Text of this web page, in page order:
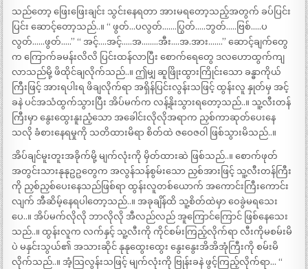
သည်တော့ ဖြေးဖြေးချင်း သွင်းနေရတာ အားမရတော့သည့်အတွက် ခပ်ပြင်း
ပြင်း ဆောင့်တော့သည်..။ “ ဖွတ်…ပလွတ်…….ပြွတ်…..ဘွတ်…..ဗြစ်…..ပ
လွတ်……ဖွတ်…..” “ အင့်….အင့်…..အ……..အီး….အ.အား…….” ဆောင့်ချက်တွေ
က ကြောက်ခမန်းလိလိ ပြင်းထန်လာပြီး စောက်ရေတွေ ဒလဟောထွက်ကျ
လာသည်မို့ ဖိထိုင်ချလိုက်သည်..။ ဤမျှ ဆူဖြိုးထွားကြိုင်းသော ခန္ဓာကိုယ်
ကြီးဖြင့် အားရပါးရ ဖိချလိုက်ရာ အရှိန်ပြင်းလွန်းသဖြင့် ထွန်းလူ နှုတ်မှ အင့်
ခနဲ ပင်အသံထွက်သွားပြီး အိပ်မက်က လန့်နိုးသွားရတော့သည်..။ သူ့လီးတန်
ကြီးမှာ နွေးထွေးနူးညံ့သော အခေါင်းလိုလိုအရာက ညှစ်ကာဆုတ်ပေးနေ
သလို ခံစားနေရမှုကို သတိထားမိရာ စိတ်ထဲ ဇဝေဇဝါ ဖြစ်သွားမိသည်..။
အိပ်ချင်မူးတူးအခိုက်မို့ မျက်လုံးကို မှိတ်ထားဆဲ ဖြစ်သည်..။ စောက်ဖုတ်
အတွင်းသားနုနုဥဥတွေက အလွန်သန်စွမ်းသော ညှစ်အားဖြင့် သူ့လီးတန်ကြီး
ကို ညှစ်ညှစ်ပေးနေသည်ဖြစ်ရာ ထွန်းလူတစ်ယောက် အကောင်းကြီးကောင်း
လျက် အီဆိမ့်နေရပါတော့သည်..။ အခုချိန်ထိ သူ့စိတ်ထဲမှာ ဝေခွဲမရသေး
ပေ..။ အိပ်မက်လိုလို ဘာလိုလို အီလည်လည် အူကြောင်ကြောင် ဖြစ်နေသေး
သည်..။ ထွန်းလူက လက်နှင့် သူ့လီးကို ကိုင်စမ်းကြည့်လိုက်ရာ လီးကိုမစမ်းမိ
ပဲ မနှင်းသွယ်၏ အသားဆိုင် နုနုထွေးထွေး နွေးနွေးအိအိအုံကြီးကို စမ်းမိ
လိုက်သည်..။ အံ့သြလွန်းသဖြင့် မျက်လုံးကို ဗြုန်းခနဲ ဖွင့်ကြည့်လိုက်ရာ… “